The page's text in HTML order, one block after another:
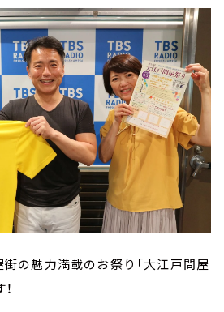
の魅力満載のお祭り「大江戸問屋